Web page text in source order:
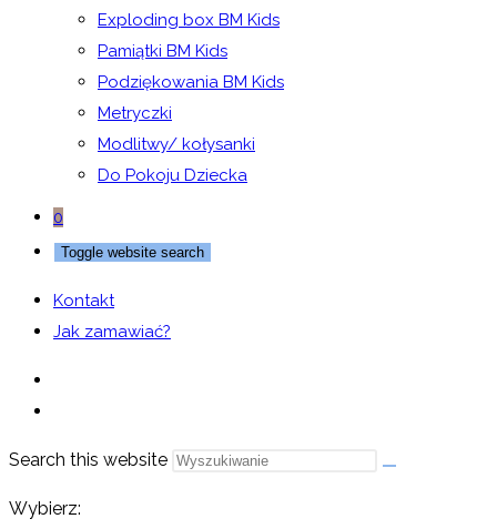
Exploding box BM Kids
Pamiątki BM Kids
Podziękowania BM Kids
Metryczki
Modlitwy/ kołysanki
Do Pokoju Dziecka
0
Toggle website search
Kontakt
Jak zamawiać?
Search this website
Wybierz: